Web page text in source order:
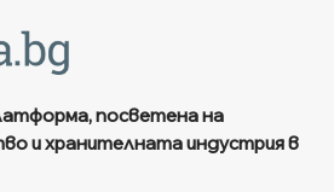
посветена на
и хранителната индустрия в